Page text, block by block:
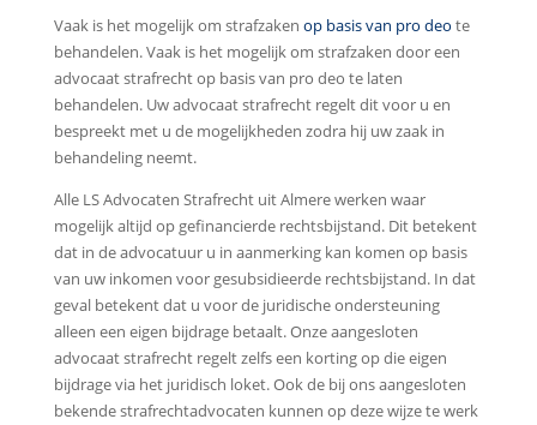
Vaak is het mogelijk om strafzaken op basis van pro deo te
behandelen. Vaak is het mogelijk om strafzaken door een
advocaat strafrecht op basis van pro deo te laten
behandelen. Uw advocaat strafrecht regelt dit voor u en
bespreekt met u de mogelijkheden zodra hij uw zaak in
behandeling neemt.
Alle LS Advocaten Strafrecht uit Almere werken waar
mogelijk altijd op gefinancierde rechtsbijstand. Dit betekent
dat in de advocatuur u in aanmerking kan komen op basis
van uw inkomen voor gesubsidieerde rechtsbijstand. In dat
geval betekent dat u voor de juridische ondersteuning
alleen een eigen bijdrage betaalt. Onze aangesloten
advocaat strafrecht regelt zelfs een korting op die eigen
bijdrage via het juridisch loket. Ook de bij ons aangesloten
bekende strafrechtadvocaten kunnen op deze wijze te werk